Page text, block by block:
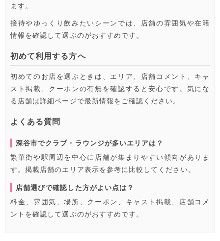
ます。
接待やゆっくり飲みたいシーンでは、店舗の雰囲気や在籍
情報を確認して選ぶのがおすすめです。
初めて利用する方へ
初めてのお店を選ぶときは、エリア、店舗コメント、キャ
スト掲載、クーポンの有無を確認すると安心です。気にな
る店舗は詳細ページで最新情報をご確認ください。
よくある質問
深谷市でクラブ・ラウンジが多いエリアは？
繁華街や駅周辺を中心に店舗が集まりやすい傾向がありま
す。掲載店舗のエリア表示を参考に比較してください。
店舗選びで確認した方がよい点は？
料金、雰囲気、場所、クーポン、キャスト掲載、店舗コメ
ントを確認して選ぶのがおすすめです。